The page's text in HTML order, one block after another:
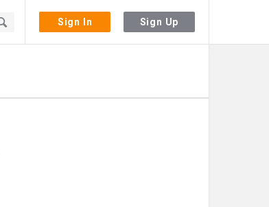
Sign In Sign Up